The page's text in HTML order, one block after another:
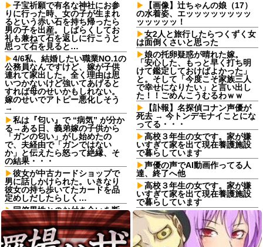
子宝祈願で有名な神社にお参
りに行った時、女の子が生まれ
るという赤い石を持ち帰ったら
男の子を出産。しばらくしてお
礼も兼ねて石を返しに行こうと
思って石を見ると…
4/6私、結婚したい職業NO.1の
公務員なんですけど、嫁が子供
連れて家出した。全く理由は思
いつかないけど強いてあげると
すれば母のせいかもしれない。
嫁のせいでアトピー悪化しそう
→
私は『匂い』で “病気” が分か
る→ある日、義弟嫁の子供から
「ガンの匂い」がし始めたの
で、夫経由で「ガンではない
か」と伝えたら怒って絶縁、そ
の結果・・・
彼女が中古カードショップで
男に話しかけられた。いきなり
彼女の持ち歩いてたカードを品
定めしだしたらしく…
同僚男性とのお付き合いを断
ったら「理屈に合わない主張を
振りかざす感情的なヒステリー
女」と言いふらされて・・・
【画像】辻ちゃんの娘（17）
の水着姿、エッッッッッッッッ
ッッッッッ！
女2人と旅行したらつくずく女
は面倒くさいと思った
娘の托卵疑惑が晴れた嫁。
「安心した、もっと早く打ち明
けて鑑定しておけばよかった」
と。そして「今度こそ家族三人
で幸せになりたい」と言い出し
た！！ごめんこうむるわｗｗ
【訃報】名探偵コナン声優が
死去 → 今トンデモナイことにな
ってる・・・
高校３年生の女です。家が嫌
いすぎて家を出て現在養護施設
で暮らしています
声優の声でAI動画作ってる人
達、終了へ他
高校３年生の女です。家が嫌
いすぎて家を出て現在養護施設
で暮らしています
レッドブルリザーブの角田裕
毅、ケイナさんと一緒に酒蔵巡
りをしている模様
鍵失くした男「45分だけ部屋